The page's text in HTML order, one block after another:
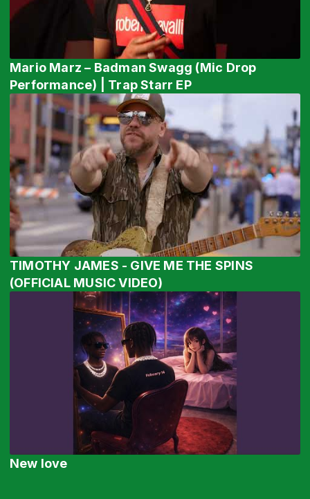
Mario Marz – Badman Swagg (Mic Drop
Performance) | Trap Starr EP
TIMOTHY JAMES - GIVE ME THE SPINS
(OFFICIAL MUSIC VIDEO)
New love